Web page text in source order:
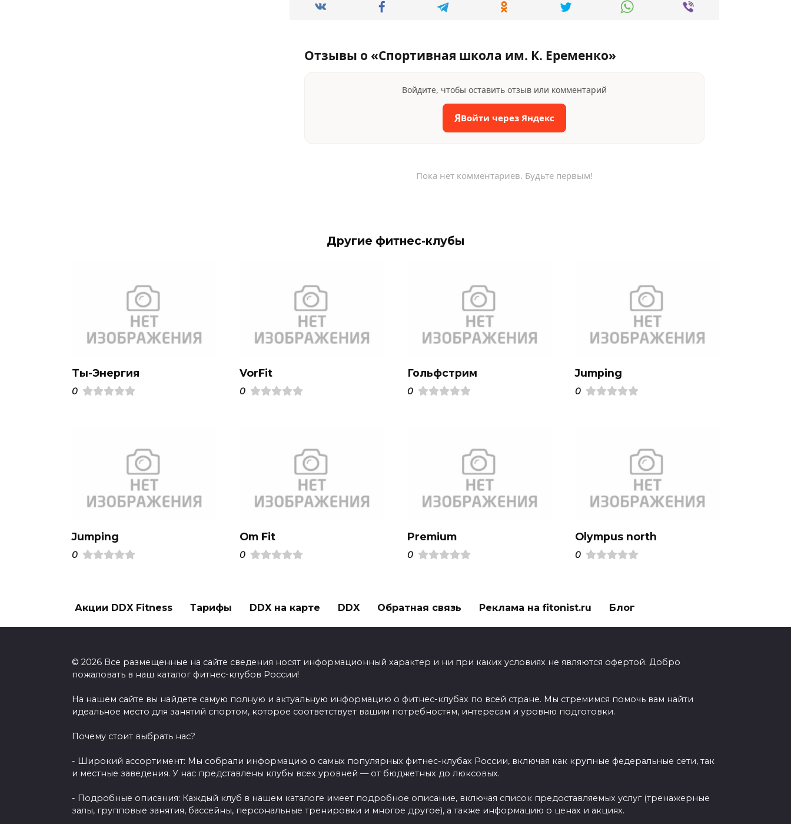
Отзывы о «Спортивная школа им. К. Еременко»
Войдите, чтобы оставить отзыв или комментарий
ЯВойти через Яндекс
Пока нет комментариев. Будьте первым!
Другие фитнес-клубы
Ты-Энергия
0
VorFit
0
Гольфстрим
0
Jumping
0
Jumping
0
Om Fit
0
Premium
0
Olympus north
0
Акции DDX Fitness Тарифы DDX на карте DDX Обратная связь Реклама на fitonist.ru Блог
© 2026 Все размещенные на сайте сведения носят информационный характер и ни при каких условиях не являются офертой. Добро
пожаловать в наш каталог фитнес-клубов России!
На нашем сайте вы найдете самую полную и актуальную информацию о фитнес-клубах по всей стране. Мы стремимся помочь вам найти
идеальное место для занятий спортом, которое соответствует вашим потребностям, интересам и уровню подготовки.
Почему стоит выбрать нас?
- Широкий ассортимент: Мы собрали информацию о самых популярных фитнес-клубах России, включая как крупные федеральные сети, так
и местные заведения. У нас представлены клубы всех уровней — от бюджетных до люксовых.
- Подробные описания: Каждый клуб в нашем каталоге имеет подробное описание, включая список предоставляемых услуг (тренажерные
залы, групповые занятия, бассейны, персональные тренировки и многое другое), а также информацию о ценах и акциях.